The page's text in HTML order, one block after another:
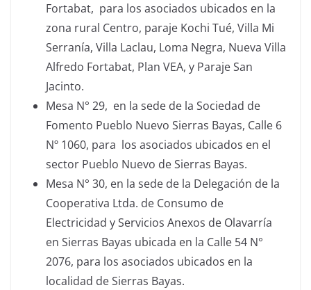
Fortabat, para los asociados ubicados en la
zona rural Centro, paraje Kochi Tué, Villa Mi
Serranía, Villa Laclau, Loma Negra, Nueva Villa
Alfredo Fortabat, Plan VEA, y Paraje San
Jacinto.
Mesa N° 29, en la sede de la Sociedad de
Fomento Pueblo Nuevo Sierras Bayas, Calle 6
Nº 1060, para los asociados ubicados en el
sector Pueblo Nuevo de Sierras Bayas.
Mesa N° 30, en la sede de la Delegación de la
Cooperativa Ltda. de Consumo de
Electricidad y Servicios Anexos de Olavarría
en Sierras Bayas ubicada en la Calle 54 N°
2076, para los asociados ubicados en la
localidad de Sierras Bayas.